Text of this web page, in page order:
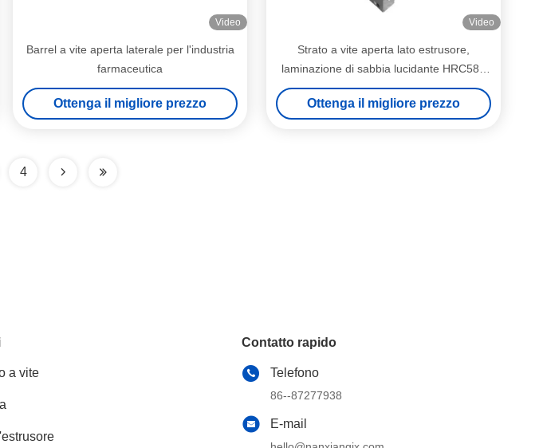
Video
Barrel a vite aperta laterale per l'industria
farmaceutica
Ottenga il migliore prezzo
Video
Strato a vite aperta lato estrusore,
laminazione di sabbia lucidante HRC58 -
62 per fabbrica alimentare
Ottenga il migliore prezzo
4
a vite
Contatto rapido
Telefono
86--87277938
E-mail